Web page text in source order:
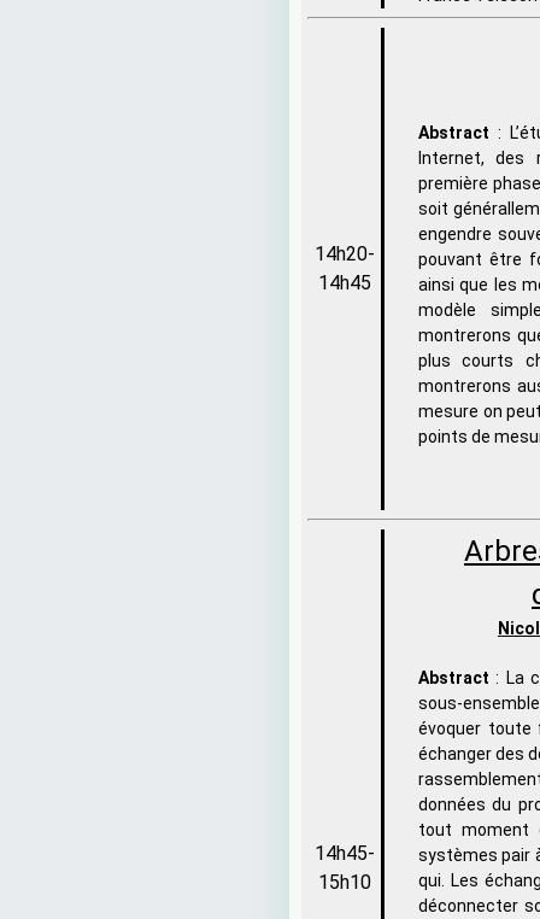
14h20-
14h45
Abstract :
Internet, des
première
soit
engendre
pouvant être
ainsi que les
modèle
montrerons
plus courts
montrerons
mesure on
points de
14h45-
15h10
Abstract : La
sous-
évoquer toute
échanger des
données du
tout moment
systèmes pair
qui. Les
déconnecter